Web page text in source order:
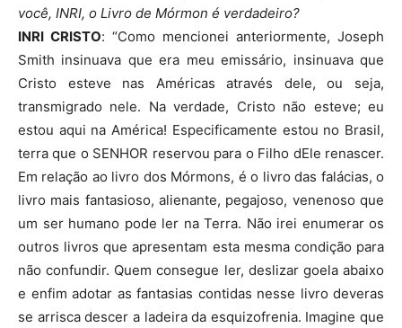
você, INRI, o Livro de Mórmon é verdadeiro?
INRI CRISTO: “Como mencionei anteriormente, Joseph
Smith insinuava que era meu emissário, insinuava que
Cristo esteve nas Américas através dele, ou seja,
transmigrado nele. Na verdade, Cristo não esteve; eu
estou aqui na América! Especificamente estou no Brasil,
terra que o SENHOR reservou para o Filho dEle renascer.
Em relação ao livro dos Mórmons, é o livro das falácias, o
livro mais fantasioso, alienante, pegajoso, venenoso que
um ser humano pode ler na Terra. Não irei enumerar os
outros livros que apresentam esta mesma condição para
não confundir. Quem consegue ler, deslizar goela abaixo
e enfim adotar as fantasias contidas nesse livro deveras
se arrisca descer a ladeira da esquizofrenia. Imagine que